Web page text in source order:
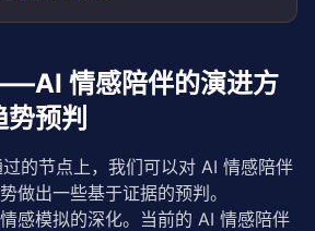
情感陪伴的演进方
预判
的节点上，我们可以对 AI 情感陪伴
做出一些基于证据的预判。
情感模拟的深化。当前的 AI 情感陪伴